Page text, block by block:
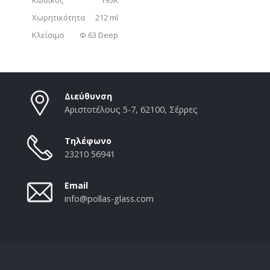
Χωρητικότητα
212 ml
Κλείσιμο
Φ 63 Deep
Διεύθυνση
Αριστοτέλους 5-7, 62100, Σέρρες
Τηλέφωνο
23210 56941
Email
info@pollas-glass.com